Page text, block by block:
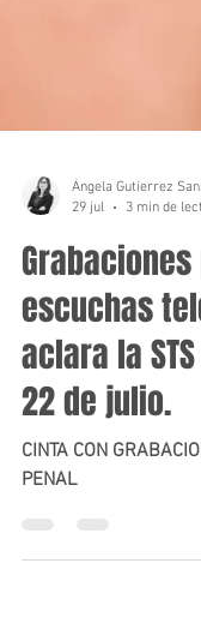
Ángela Gutierrez Sanz
3 min de
escuchas
aclara la
22 de julio.
PENAL